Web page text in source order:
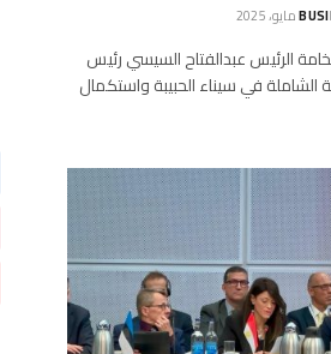
الرئيس عبدالفتاح السيسي رئيس
الشاملة في سيناء الحبيبة واستكمال